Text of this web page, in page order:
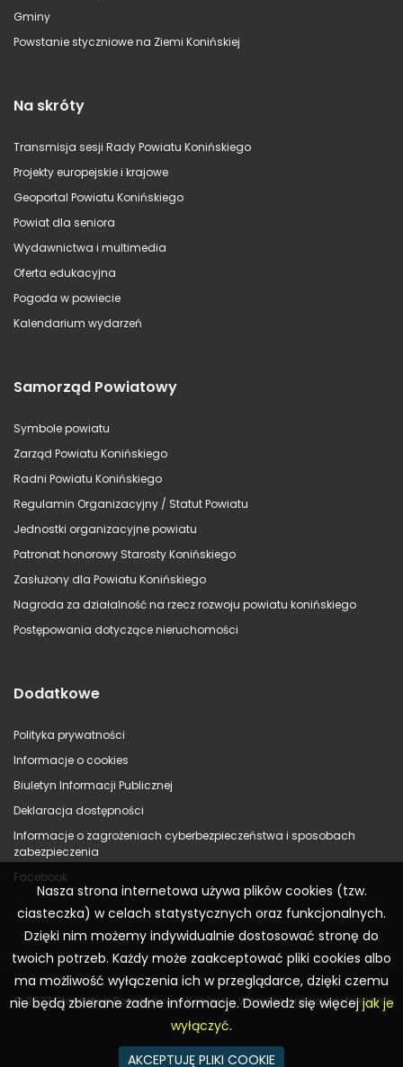
Gminy
Powstanie styczniowe na Ziemi Konińskiej
Na skróty
Transmisja sesji Rady Powiatu Konińskiego
Projekty europejskie i krajowe
Geoportal Powiatu Konińskiego
Powiat dla seniora
Wydawnictwa i multimedia
Oferta edukacyjna
Pogoda w powiecie
Kalendarium wydarzeń
Samorząd Powiatowy
Symbole powiatu
Zarząd Powiatu Konińskiego
Radni Powiatu Konińskiego
Regulamin Organizacyjny / Statut Powiatu
Jednostki organizacyjne powiatu
Patronat honorowy Starosty Konińskiego
Zasłużony dla Powiatu Konińskiego
Nagroda za działalność na rzecz rozwoju powiatu konińskiego
Postępowania dotyczące nieruchomości
Dodatkowe
Polityka prywatności
Informacje o cookies
Biuletyn Informacji Publicznej
Deklaracja dostępności
Informacje o zagrożeniach cyberbezpieczeństwa i sposobach
zabezpieczenia
Facebook
© 2023 Starostwo Powiatowe w Koninie – Wszelkie prawa zastrzeżone
Realizacja:WR Consulting
Nasza strona internetowa używa plików cookies (tzw.
ciasteczka) w celach statystycznych oraz funkcjonalnych.
Dzięki nim możemy indywidualnie dostosować stronę do
twoich potrzeb. Każdy może zaakceptować pliki cookies albo
ma możliwość wyłączenia ich w przeglądarce, dzięki czemu
nie będą zbierane żadne informacje. Dowiedz się więcejjak je
wyłączyć.
AKCEPTUJĘ PLIKI COOKIE